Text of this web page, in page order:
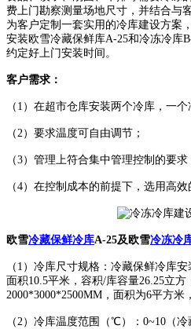
费上门勘察测量场地尺寸，并结合与
为客户定制一套实用的冷库建设方案
安装欧雪冷藏保鲜库A-25和冷冻冷库
约定好上门安装时间。
客户需求：
（1）在超市仓库安装两个冷库，一
（2）要求温度可自由调节；
（3）管理上符合集中管理控制的要求
（4）在控制成本的前提下，选用高效
欧雪冷藏保鲜冷库A-25及欧雪冷冻冷
（1）冷库尺寸规格：冷藏保鲜冷库
面积10.5平米，容积/库容量26.25立
2000*3000*2500MM，面积为6平方米
（2）冷库温度范围（℃）：0~10（冷